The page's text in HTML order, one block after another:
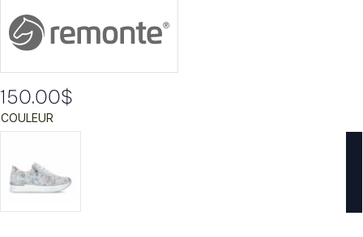
150.00$
COULEUR